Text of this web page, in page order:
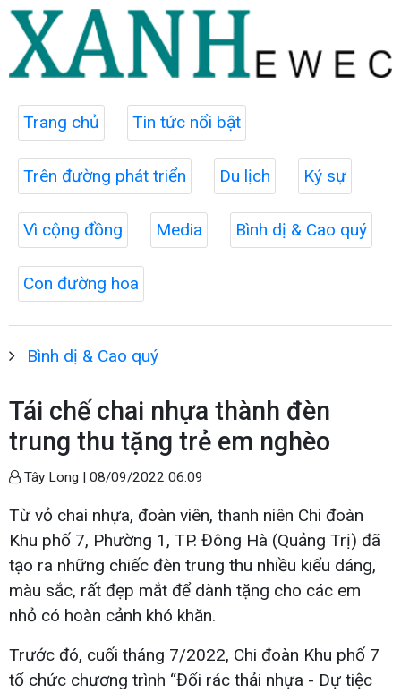
Trang chủ Tin tức nổi bật
Trên đường phát triển Du lịch Ký sự
Vì cộng đồng Media Bình dị & Cao quý
Con đường hoa
Bình dị & Cao quý
Tái chế chai nhựa thành đèn
trung thu tặng trẻ em nghèo
Tây Long | 08/09/2022 06:09
Từ vỏ chai nhựa, đoàn viên, thanh niên Chi đoàn
Khu phố 7, Phường 1, TP. Đông Hà (Quảng Trị) đã
tạo ra những chiếc đèn trung thu nhiều kiểu dáng,
màu sắc, rất đẹp mắt để dành tặng cho các em
nhỏ có hoàn cảnh khó khăn.
Trước đó, cuối tháng 7/2022, Chi đoàn Khu phố 7
tổ chức chương trình “Đổi rác thải nhựa - Dự tiệc